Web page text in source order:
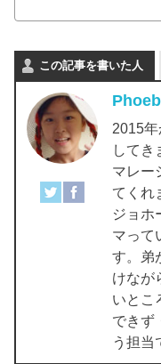
この記事を書いた人
2015
してき
マレー
てくれ
ジョホ
マって
す。弟
けなが
いとこ
できず
う担当